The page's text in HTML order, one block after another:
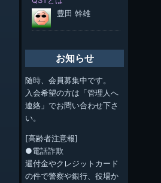
お知らせ
随時、会員募集中です。
入会希望の方は「管理人へ
連絡」でお問い合わせ下さ
い。
[高齢者注意報]
●電話詐欺
還付金やクレジットカード
の件で警察や銀行、役場か